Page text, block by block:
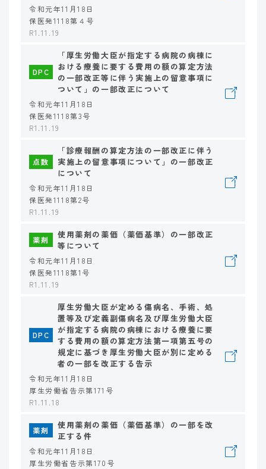
令和元年11月18日
保医発1118第４号
R1.11.19
DPC
「厚生労働大臣が指定する病院の病棟に
おける療養に要する費用の額の算定方法
の一部改正等に伴う実施上の留意事項に
ついて」の一部改正について
令和元年11月18日
保医発1118第3号
R1.11.19
点数
「診療報酬の算定方法の一部改正に伴う
実施上の留意事項について」の一部改正
について
令和元年11月18日
保医発1118第2号
R1.11.19
薬剤
使用薬剤の薬価（薬価基準）の一部改正
等について
令和元年11月18日
保医発1118第1号
R1.11.19
DPC
厚生労働大臣が定める傷病名、手術、処
置等及び定義副傷病名及び厚生労働大臣
が指定する病院の病棟における療養に要
する費用の額の算定方法第一項第五号の
規定に基づき厚生労働大臣が別に定める
者の一部を改正する告示
令和元年11月18日
厚生労働省告示第171号
R1.11.18
薬剤
使用薬剤の薬価（薬価基準）の一部を改
正する件
令和元年11月18日
厚生労働省告示第170号